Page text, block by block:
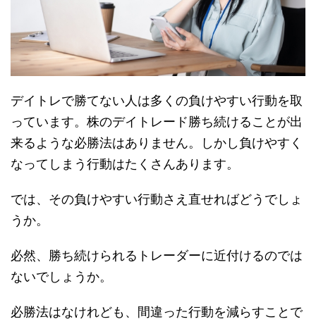
デイトレで勝てない人は多くの負けやすい行動を取
っています。株のデイトレード勝ち続けることが出
来るような必勝法はありません。しかし負けやすく
なってしまう行動はたくさんあります。
では、その負けやすい行動さえ直せればどうでしょ
うか。
必然、勝ち続けられるトレーダーに近付けるのでは
ないでしょうか。
必勝法はなけれども、間違った行動を減らすことで